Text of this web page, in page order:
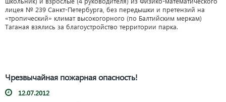
лицея № 239 Санкт-Петербурга, без передышки и претензий на
«тропический» климат высокогорного (по Балтийским меркам)
Таганая взялись за благоустройство территории парка.
Чрезвычайная пожарная опасность!
12.07.2012